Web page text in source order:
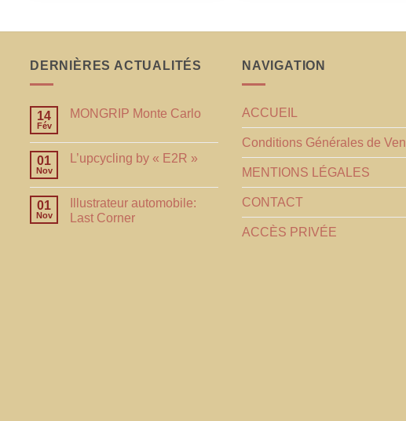
DERNIÈRES ACTUALITÉS
14
Fév
MONGRIP Monte Carlo
01
Nov
L’upcycling by « E2R »
01
Nov
Illustrateur automobile:
Last Corner
NAVIGATION
ACCUEIL
Conditions Générales de
MENTIONS LÉGALES
CONTACT
ACCÈS PRIVÉE